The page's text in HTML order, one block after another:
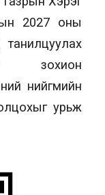
2027 оны
танилцуулах
зохион
нийгмийн
урьж